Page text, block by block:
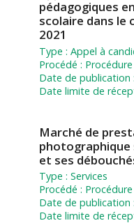
pédagogiques
scolaire dans le
2021
Type : Appel à
Procédé :
Date de publication :
Date limite de
Marché de
photographique
et ses
Type : Services
Procédé :
Date de publication :
Date limite de